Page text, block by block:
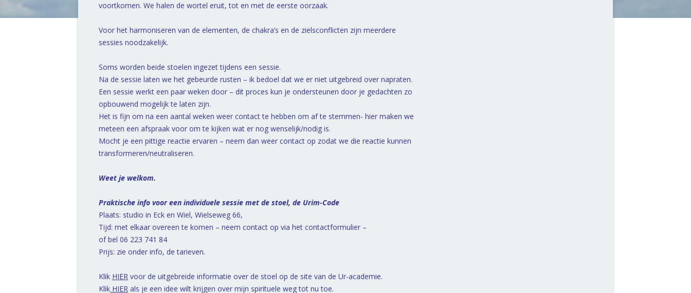
voortkomen. We halen de wortel eruit, tot en met de eerste oorzaak.
Voor het harmoniseren van de elementen, de chakra’s en de zielsconflicten zijn meerdere
sessies noodzakelijk.
Soms worden beide stoelen ingezet tijdens een sessie.
Na de sessie laten we het gebeurde rusten – ik bedoel dat we er niet uitgebreid over napraten.
Een sessie werkt een paar weken door – dit proces kun je ondersteunen door je gedachten zo
opbouwend mogelijk te laten zijn.
Het is fijn om na een aantal weken weer contact te hebben om af te stemmen- hier maken we
meteen een afspraak voor om te kijken wat er nog wenselijk/nodig is.
Mocht je een pittige reactie ervaren – neem dan weer contact op zodat we die reactie kunnen
transformeren/neutraliseren.
Weet je welkom.
Praktische info voor een individuele sessie met de stoel, de Urim-Code
Plaats: studio in Eck en Wiel, Wielseweg 66,
Tijd: met elkaar overeen te komen – neem contact op via het contactformulier –
of bel 06 223 741 84
Prijs: zie onder info, de tarieven.
Klik HIER voor de uitgebreide informatie over de stoel op de site van de Ur-academie.
Klik HIER als je een idee wilt krijgen over mijn spirituele weg tot nu toe.